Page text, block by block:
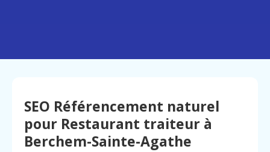
SEO Référencement naturel
pour Restaurant traiteur à
Berchem-Sainte-Agathe